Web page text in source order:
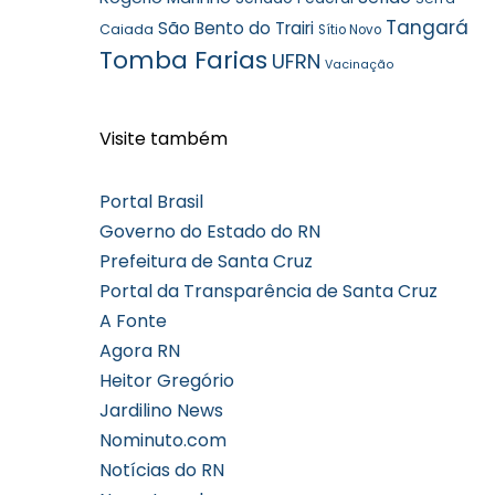
Caiada São Bento do Trairi Sítio Novo Tangará
Tomba Farias UFRN Vacinação
Visite também
Portal Brasil
Governo do Estado do RN
Prefeitura de Santa Cruz
Portal da Transparência de Santa Cruz
A Fonte
Agora RN
Heitor Gregório
Jardilino News
Nominuto.com
Notícias do RN